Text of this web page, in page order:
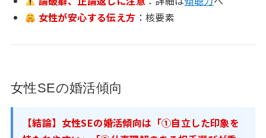
女性が安心する伝え方 ：核要素
女性SEの婚活傾向
【結論】女性SEの婚活傾向は「①自立した印象を